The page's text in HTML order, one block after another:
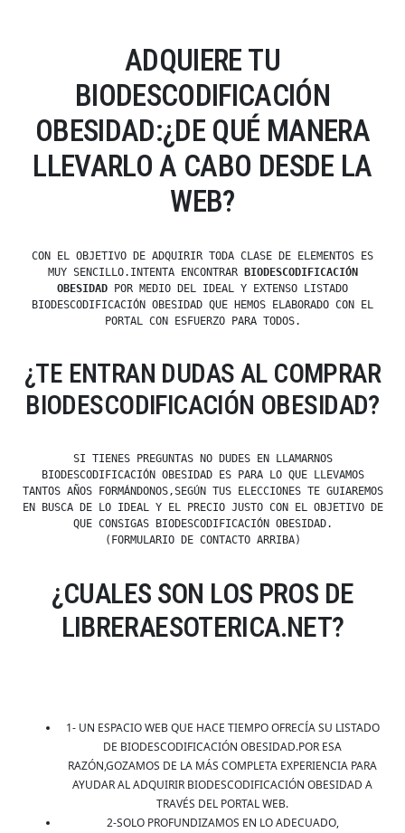
ADQUIERE TU
BIODESCODIFICACIÓN
OBESIDAD:¿DE QUÉ MANERA
LLEVARLO A CABO DESDE LA
WEB?
CON EL OBJETIVO DE ADQUIRIR TODA CLASE DE ELEMENTOS ES
MUY SENCILLO.INTENTA ENCONTRAR
BIODESCODIFICACIÓN
OBESIDAD POR MEDIO DEL IDEAL Y EXTENSO LISTADO
BIODESCODIFICACIÓN OBESIDAD QUE HEMOS ELABORADO CON EL
PORTAL CON ESFUERZO PARA TODOS.
¿TE ENTRAN DUDAS AL COMPRAR
BIODESCODIFICACIÓN OBESIDAD?
SI TIENES PREGUNTAS NO DUDES EN LLAMARNOS
BIODESCODIFICACIÓN OBESIDAD ES PARA LO QUE LLEVAMOS
TANTOS AÑOS FORMÁNDONOS,SEGÚN TUS ELECCIONES TE GUIAREMOS
EN BUSCA DE LO IDEAL Y EL PRECIO JUSTO CON EL OBJETIVO DE
QUE CONSIGAS BIODESCODIFICACIÓN OBESIDAD.
(FORMULARIO DE CONTACTO ARRIBA)
¿CUALES SON LOS PROS DE
LIBRERAESOTERICA.NET?
1- UN ESPACIO WEB QUE HACE TIEMPO OFRECÍA SU LISTADO
DE BIODESCODIFICACIÓN OBESIDAD.POR ESA
RAZÓN,GOZAMOS DE LA MÁS COMPLETA EXPERIENCIA PARA
AYUDAR AL ADQUIRIR BIODESCODIFICACIÓN OBESIDAD A
TRAVÉS DEL PORTAL WEB.
2-SOLO PROFUNDIZAMOS EN LO ADECUADO,